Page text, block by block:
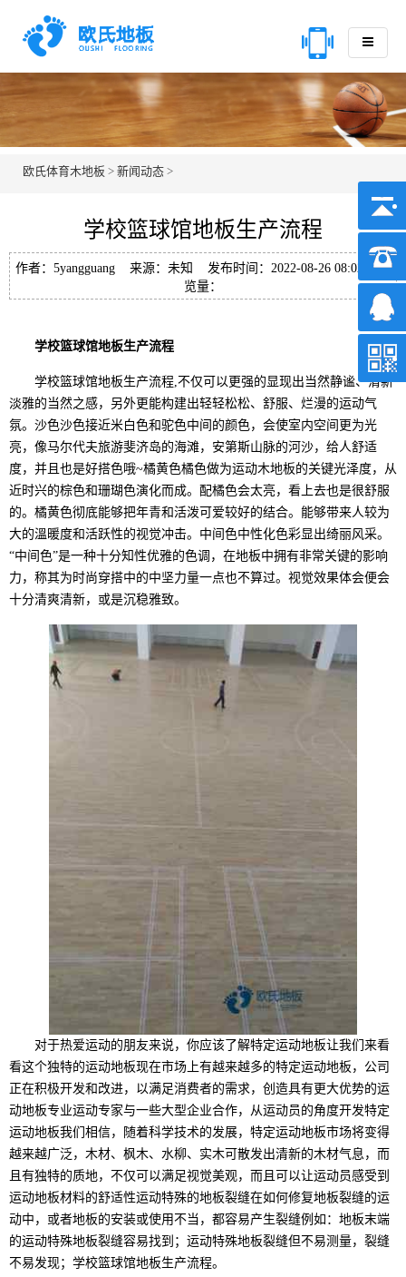
欧氏体育木地板 > 新闻动态 >
学校篮球馆地板生产流程
作者：5yangguang 来源：未知 发布时间：2022-08-26 08:02 浏
览量：
学校篮球馆地板生产流程
学校篮球馆地板生产流程,不仅可以更强的显现出当然静谧、清新
淡雅的当然之感，另外更能构建出轻轻松松、舒服、烂漫的运动气
氛。沙色沙色接近米白色和驼色中间的颜色，会使室内空间更为光
亮，像马尔代夫旅游斐济岛的海滩，安第斯山脉的河沙，给人舒适
度，并且也是好搭色哦~橘黄色橘色做为运动木地板的关键光泽度，从
近时兴的棕色和珊瑚色演化而成。配橘色会太亮，看上去也是很舒服
的。橘黄色彻底能够把年青和活泼可爱较好的结合。能够带来人较为
大的溫暖度和活跃性的视觉冲击。中间色中性化色彩显出绮丽风采。
“中间色”是一种十分知性优雅的色调，在地板中拥有非常关键的影响
力，称其为时尚穿搭中的中坚力量一点也不算过。视觉效果体会便会
十分清爽清新，或是沉稳雅致。
对于热爱运动的朋友来说，你应该了解特定运动地板让我们来看
看这个独特的运动地板现在市场上有越来越多的特定运动地板，公司
正在积极开发和改进，以满足消费者的需求，创造具有更大优势的运
动地板专业运动专家与一些大型企业合作，从运动员的角度开发特定
运动地板我们相信，随着科学技术的发展，特定运动地板市场将变得
越来越广泛，木材、枫木、水柳、实木可散发出清新的木材气息，而
且有独特的质地，不仅可以满足视觉美观，而且可以让运动员感受到
运动地板材料的舒适性运动特殊的地板裂缝在如何修复地板裂缝的运
动中，或者地板的安装或使用不当，都容易产生裂缝例如：地板末端
的运动特殊地板裂缝容易找到；运动特殊地板裂缝但不易测量，裂缝
不易发现；学校篮球馆地板生产流程。